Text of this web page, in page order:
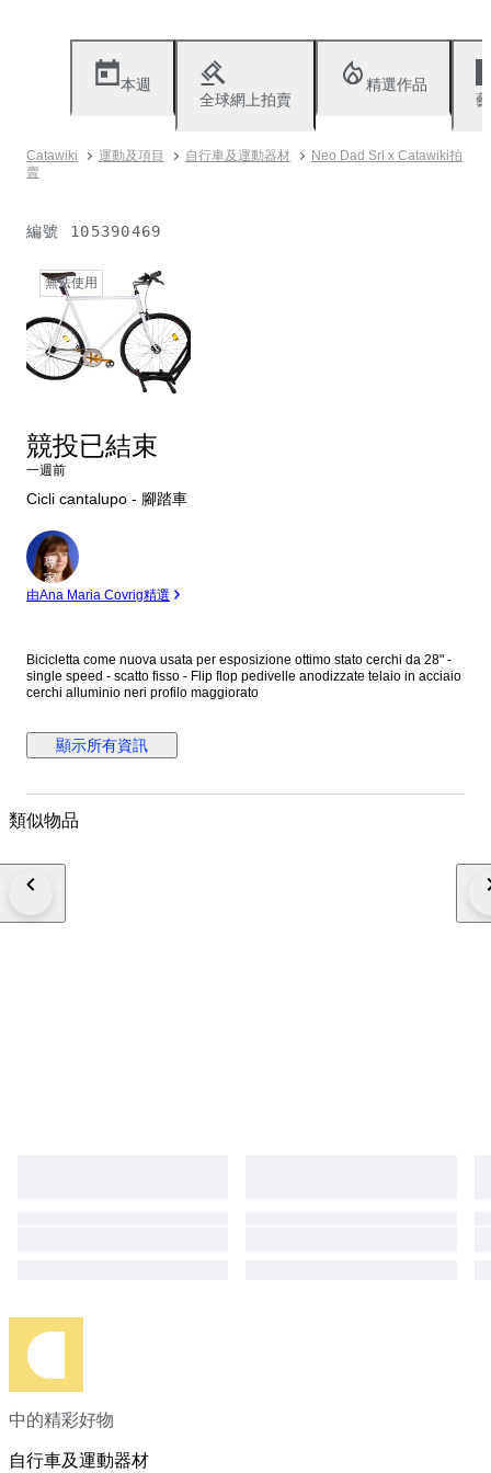
本週
全球網上拍賣
精選作品
Catawiki 運動及項目 自行車及運動器材
Neo Dad Srl x Catawiki拍
賣
編號 105390469
無法使用
競投已結束
一週前
Cicli cantalupo - 腳踏車
專
家
由Ana Maria Covrig精選
Bicicletta come nuova usata per esposizione ottimo stato cerchi da 28" -
single speed - scatto fisso - Flip flop pedivelle anodizzate telaio in acciaio
cerchi alluminio neri profilo maggiorato
顯示所有資訊
類似物品
中的精彩好物
自行車及運動器材